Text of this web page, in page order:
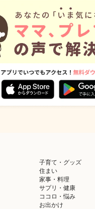
子育て・グッズ
住まい
家事・料理
サプリ・健康
ココロ・悩み
お出かけ